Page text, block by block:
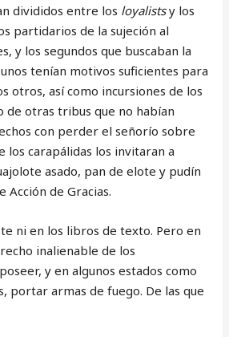
divididos entre los loyalistsy los
partidarios de la sujeción al
y los segundos que buscaban la
tenían motivos suficientes para
otros, así como incursiones de los
de otras tribus que no habían
con perder el señorío sobre
los carapálidas los invitaran a
asado, pan de elote y pudín
Acción de Gracias.
ni en los libros de texto. Pero en
inalienable de los
y en algunos estados como
portar armas de fuego. De las que